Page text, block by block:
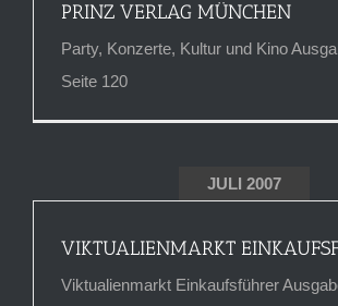
PRINZ VERLAG MÜNCHEN
Party, Konzerte, Kultur und Kino
Seite 120
JULI 2007
VIKTUALIENMARKT
Viktualienmarkt Einkaufsführer